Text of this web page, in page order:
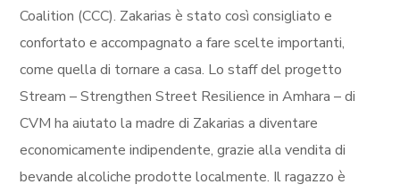
Coalition (CCC). Zakarias è stato così consigliato e
confortato e accompagnato a fare scelte importanti,
come quella di tornare a casa. Lo staff del progetto
Stream – Strengthen Street Resilience in Amhara – di
CVM ha aiutato la madre di Zakarias a diventare
economicamente indipendente, grazie alla vendita di
bevande alcoliche prodotte localmente. Il ragazzo è